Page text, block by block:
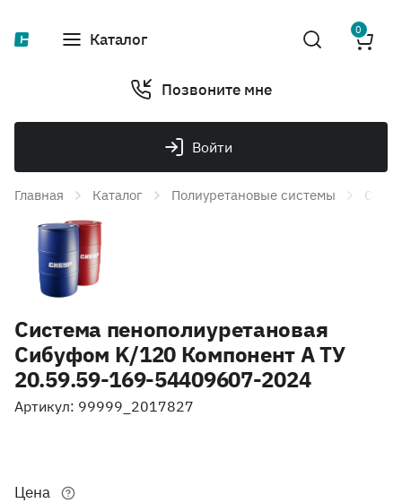
Каталог 0
Позвоните мне
Войти
Главная Каталог Полиуретановые системы
Система пенополиуретановая
Сибуфом K/120 Компонент А ТУ
20.59.59-169-54409607-2024
Артикул: 99999_2017827
Цена